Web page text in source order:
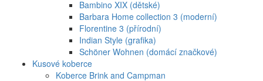
Bambino XIX (dětské)
Barbara Home collection 3 (moderní)
Florentine 3 (přírodní)
Indian Style (grafika)
Schöner Wohnen (domácí značkové)
Kusové koberce
Koberce Brink and Campman